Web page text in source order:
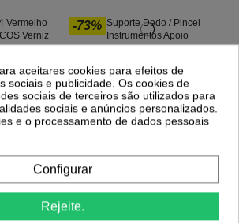
Clássico -
€
-73%
0,33 €1,20 €
aceitares cookies para efeitos de
sociais e publicidade. Os cookies de
sociais de terceiros são utilizados para
sociais e anúncios personalizados.
e o processamento de dados pessoais
Configurar
Rejeite.